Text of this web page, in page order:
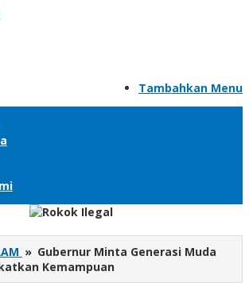
Tambahkan Menu
» Gubernur Minta Generasi Muda
Kemampuan